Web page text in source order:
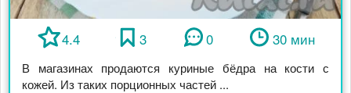
4.4 3 0 30 мин
В магазинах продаются куриные бёдра на кости с
кожей. Из таких порционных частей ...